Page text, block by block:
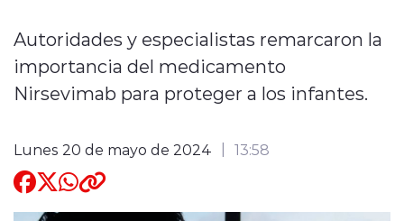
Deportes
Entrevistas
Autoridades y especialistas remarcaron la
importancia del medicamento
Nirsevimab para proteger a los infantes.
Lunes 20 de mayo de 2024 13:58